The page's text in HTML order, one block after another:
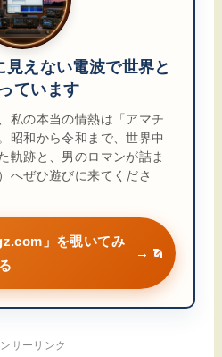
えない電波で世界と
ています
私の本当の情熱は「アマチ
昭和から令和まで、世界中
軌跡と、男のロマンが詰ま
へぜひ遊びに来てくださ
」を覗いてみ
る
→
サーリンク